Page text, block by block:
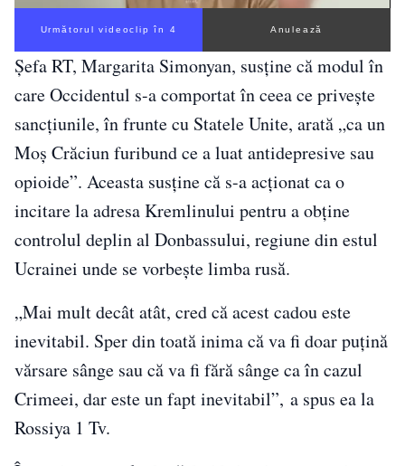
Următorul videoclip în 3 Anulează
Șefa RT, Margarita Simonyan, susține că modul în
care Occidentul s-a comportat în ceea ce privește
sancțiunile, în frunte cu Statele Unite, arată „ca un
Moș Crăciun furibund ce a luat antidepresive sau
opioide”. Aceasta susține că s-a acționat ca o
incitare la adresa Kremlinului pentru a obține
controlul deplin al Donbassului, regiune din estul
Ucrainei unde se vorbește limba rusă.
„Mai mult decât atât, cred că acest cadou este
inevitabil. Sper din toată inima că va fi doar puțină
vărsare sânge sau că va fi fără sânge ca în cazul
Crimeei, dar este un fapt inevitabil”, a spus ea la
Rossiya 1 Tv.